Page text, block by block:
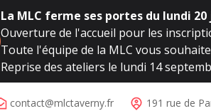
La MLC ferme ses portes du lundi
Ouverture de l'accueil pour les
Toute l'équipe de la MLC vous
Reprise des ateliers le lundi 14
contact@mlctaverny.fr 191 rue de